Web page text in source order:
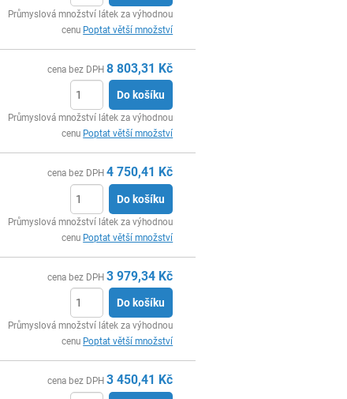
Průmyslová množství látek za výhodnou
cenu Poptat větší množství
cena bez DPH 8 803,31 Kč
Do košíku
Průmyslová množství látek za výhodnou
cenu Poptat větší množství
cena bez DPH 4 750,41 Kč
Do košíku
Průmyslová množství látek za výhodnou
cenu Poptat větší množství
cena bez DPH 3 979,34 Kč
Do košíku
Průmyslová množství látek za výhodnou
cenu Poptat větší množství
cena bez DPH 3 450,41 Kč